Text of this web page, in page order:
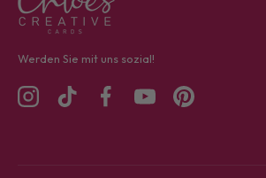
Werden Sie mit uns sozial!
InstagramTikTok FacebookYouTubePinterest